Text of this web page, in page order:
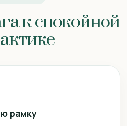
к спокойной
рамку